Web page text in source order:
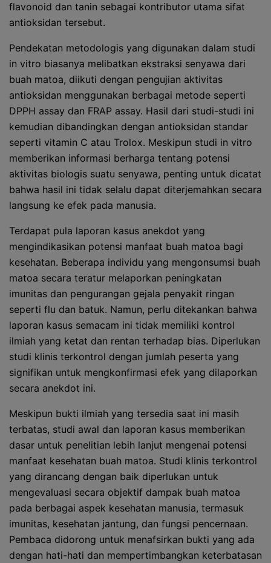
flavonoid dan tanin sebagai kontributor utama sifat
antioksidan tersebut.
Pendekatan metodologis yang digunakan dalam studi
in vitro biasanya melibatkan ekstraksi senyawa dari
buah matoa, diikuti dengan pengujian aktivitas
antioksidan menggunakan berbagai metode seperti
DPPH assay dan FRAP assay. Hasil dari studi-studi ini
kemudian dibandingkan dengan antioksidan standar
seperti vitamin C atau Trolox. Meskipun studi in vitro
memberikan informasi berharga tentang potensi
aktivitas biologis suatu senyawa, penting untuk dicatat
bahwa hasil ini tidak selalu dapat diterjemahkan secara
langsung ke efek pada manusia.
Terdapat pula laporan kasus anekdot yang
mengindikasikan potensi manfaat buah matoa bagi
kesehatan. Beberapa individu yang mengonsumsi buah
matoa secara teratur melaporkan peningkatan
imunitas dan pengurangan gejala penyakit ringan
seperti flu dan batuk. Namun, perlu ditekankan bahwa
laporan kasus semacam ini tidak memiliki kontrol
ilmiah yang ketat dan rentan terhadap bias. Diperlukan
studi klinis terkontrol dengan jumlah peserta yang
signifikan untuk mengkonfirmasi efek yang dilaporkan
secara anekdot ini.
Meskipun bukti ilmiah yang tersedia saat ini masih
terbatas, studi awal dan laporan kasus memberikan
dasar untuk penelitian lebih lanjut mengenai potensi
manfaat kesehatan buah matoa. Studi klinis terkontrol
yang dirancang dengan baik diperlukan untuk
mengevaluasi secara objektif dampak buah matoa
pada berbagai aspek kesehatan manusia, termasuk
imunitas, kesehatan jantung, dan fungsi pencernaan.
Pembaca didorong untuk menafsirkan bukti yang ada
dengan hati-hati dan mempertimbangkan keterbatasan